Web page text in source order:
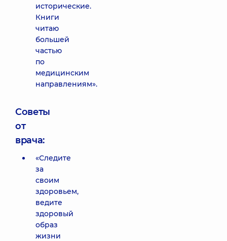
исторические.
Книги
читаю
большей
частью
по
медицинским
направлениям».
Советы
от
врача:
«Следите
за
своим
здоровьем,
ведите
здоровый
образ
жизни